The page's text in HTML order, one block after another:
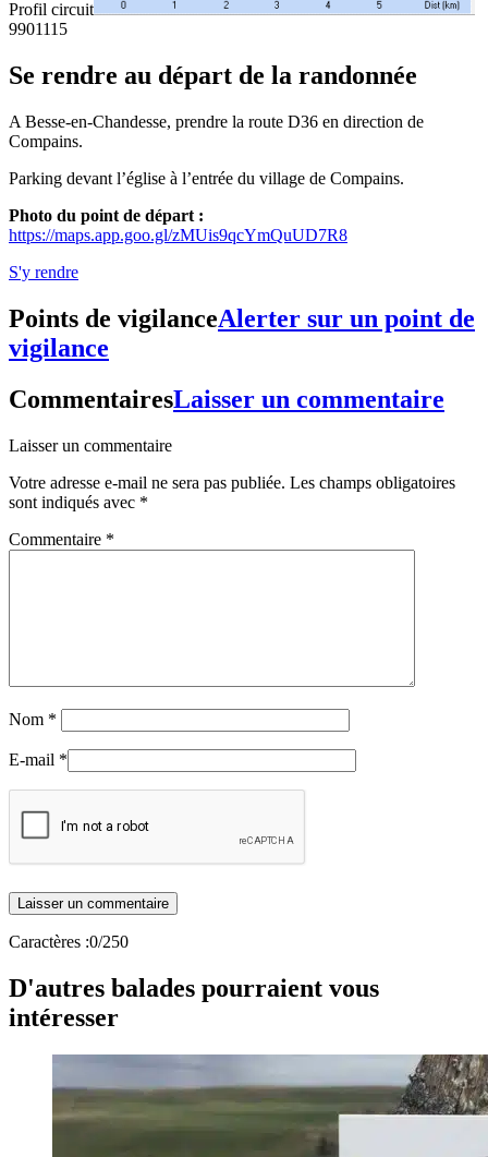
Profil circuit
9901115
Se rendre au départ de la randonnée
A Besse-en-Chandesse, prendre la route D36 en direction de
Compains.
Parking devant l’église à l’entrée du village de Compains.
Photo du point de départ :
https://maps.app.goo.gl/zMUis9qcYmQuUD7R8
S'y rendre
Points de vigilanceAlerter sur un point de
vigilance
CommentairesLaisser un commentaire
Laisser un commentaire
Votre adresse e-mail ne sera pas publiée. Les champs obligatoires
sont indiqués avec *
Commentaire *
Nom *
E-mail *
Caractères :0/250
D'autres balades pourraient vous
intéresser